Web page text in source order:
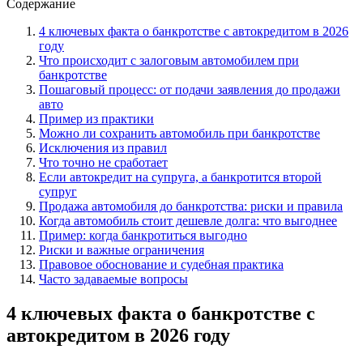
Содержание
4 ключевых факта о банкротстве с автокредитом в 2026
году
Что происходит с залоговым автомобилем при
банкротстве
Пошаговый процесс: от подачи заявления до продажи
авто
Пример из практики
Можно ли сохранить автомобиль при банкротстве
Исключения из правил
Что точно не сработает
Если автокредит на супруга, а банкротится второй
супруг
Продажа автомобиля до банкротства: риски и правила
Когда автомобиль стоит дешевле долга: что выгоднее
Пример: когда банкротиться выгодно
Риски и важные ограничения
Правовое обоснование и судебная практика
Часто задаваемые вопросы
4 ключевых факта о банкротстве с
автокредитом в 2026 году